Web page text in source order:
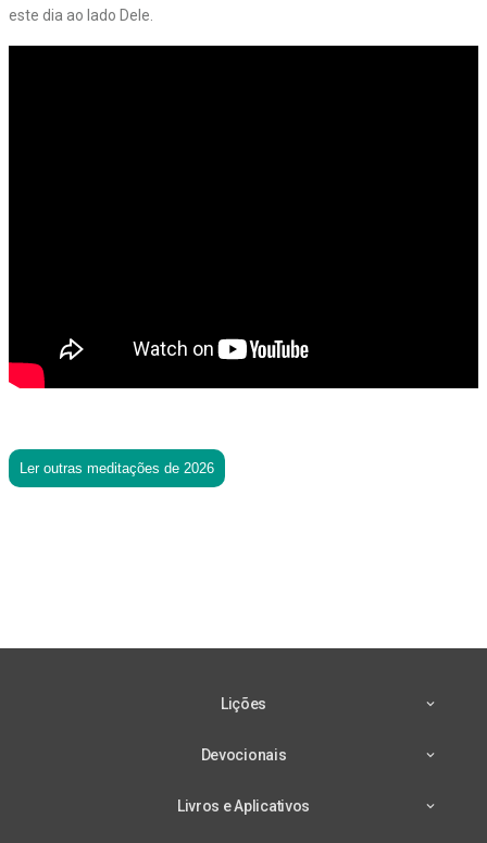
este dia ao lado Dele.
Ler outras meditações de 2026
Lições
Devocionais
Livros e Aplicativos